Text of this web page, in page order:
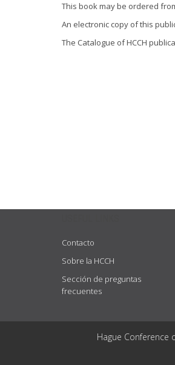
This book may be ordered
An electronic copy of this
The Catalogue of HCCH
Contacto
Sobre la HCCH
Sección de preguntas
frecuentes
Hague Conference